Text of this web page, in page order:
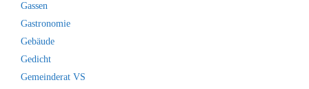
Gassen
Gastronomie
Gebäude
Gedicht
Gemeinderat VS